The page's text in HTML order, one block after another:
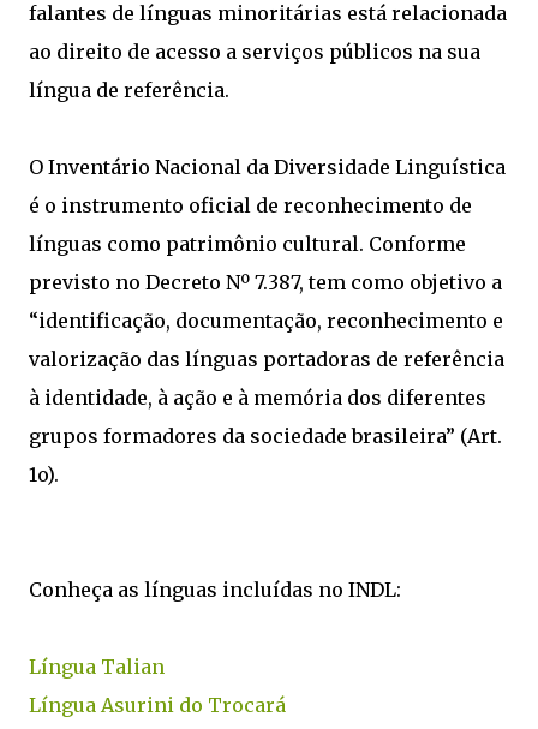
falantes de línguas minoritárias está relacionada
ao direito de acesso a serviços públicos na sua
língua de referência.
O Inventário Nacional da Diversidade Linguística
é o instrumento oficial de reconhecimento de
línguas como patrimônio cultural. Conforme
previsto no Decreto Nº 7.387, tem como objetivo a
“identificação, documentação, reconhecimento e
valorização das línguas portadoras de referência
à identidade, à ação e à memória dos diferentes
grupos formadores da sociedade brasileira” (Art.
1o).
Conheça as línguas incluídas no INDL:
Língua Talian
Língua Asurini do Trocará